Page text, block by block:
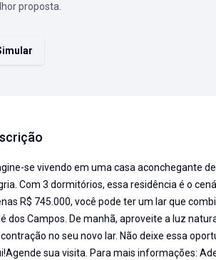
proposta.
se vivendo em uma casa aconchegante
Com 3 dormitórios, essa residência é o
R$ 745.000, você pode ter um lar que
dos Campos. De manhã, aproveite a luz
no seu novo lar. Não deixe essa
sua visita. Para mais informações: